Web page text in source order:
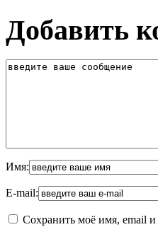
Добавить
Имя:
E-mail:
Сохранить моё имя, email и